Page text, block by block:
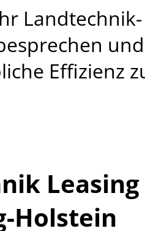
Landtechnik-
und
Effizienz
Leasing
Holstein